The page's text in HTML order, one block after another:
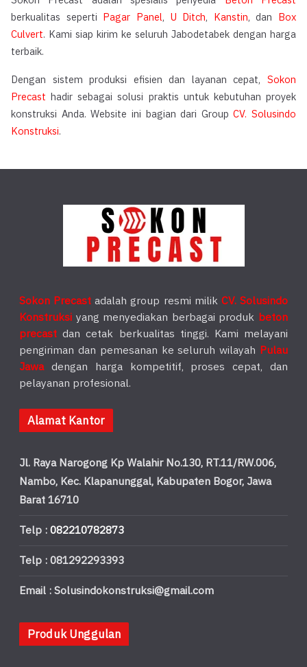
berkualitas seperti Pagar Panel, U Ditch, Kanstin, dan Box
Culvert. Kami siap kirim ke seluruh Jabodetabek dengan harga
terbaik.
Dengan sistem produksi efisien dan layanan cepat, Sokon
Precast hadir sebagai solusi praktis untuk kebutuhan proyek
konstruksi Anda. Website ini bagian dari GroupCV. Solusindo
Konstruksi.
Sokon Precast adalah group resmi milik CV. Solusindo
Konstruksi yang menyediakan berbagai produk beton
precast dan cetak berkualitas tinggi. Kami melayani
pengiriman dan pemesanan ke seluruh wilayah Pulau
Jawadengan harga kompetitif, proses cepat, dan
pelayanan profesional.
Alamat Kantor
Jl. Raya Narogong Kp Walahir No.130, RT.11/RW.006,
Nambo, Kec. Klapanunggal, Kabupaten Bogor, Jawa
Barat 16710
Telp :082210782873
Telp : 081292293393
Email : Solusindokonstruksi@gmail.com
Produk Unggulan